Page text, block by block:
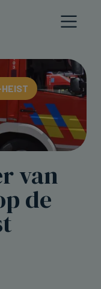
van
de